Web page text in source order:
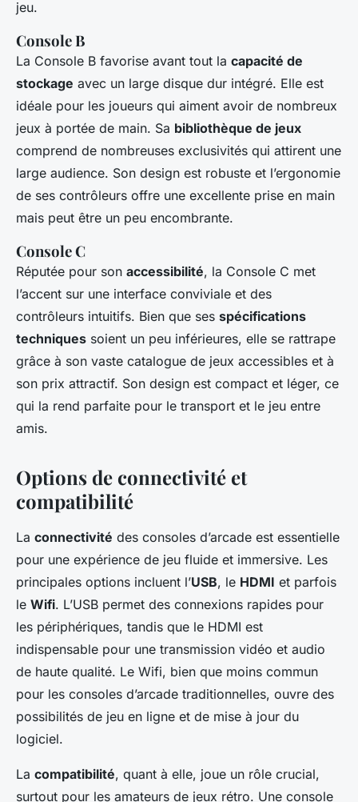
jeu.
Console B
La Console B favorise avant tout la capacité de
stockage avec un large disque dur intégré. Elle est
idéale pour les joueurs qui aiment avoir de nombreux
jeux à portée de main. Sa bibliothèque de jeux
comprend de nombreuses exclusivités qui attirent une
large audience. Son design est robuste et l’ergonomie
de ses contrôleurs offre une excellente prise en main
mais peut être un peu encombrante.
Console C
Réputée pour son accessibilité, la Console C met
l’accent sur une interface conviviale et des
contrôleurs intuitifs. Bien que ses spécifications
techniques soient un peu inférieures, elle se rattrape
grâce à son vaste catalogue de jeux accessibles et à
son prix attractif. Son design est compact et léger, ce
qui la rend parfaite pour le transport et le jeu entre
amis.
Options de connectivité et
compatibilité
La connectivité des consoles d’arcade est essentielle
pour une expérience de jeu fluide et immersive. Les
principales options incluent l’USB, le HDMI et parfois
le Wifi. L’USB permet des connexions rapides pour
les périphériques, tandis que le HDMI est
indispensable pour une transmission vidéo et audio
de haute qualité. Le Wifi, bien que moins commun
pour les consoles d’arcade traditionnelles, ouvre des
possibilités de jeu en ligne et de mise à jour du
logiciel.
La compatibilité, quant à elle, joue un rôle crucial,
surtout pour les amateurs de jeux rétro. Une console